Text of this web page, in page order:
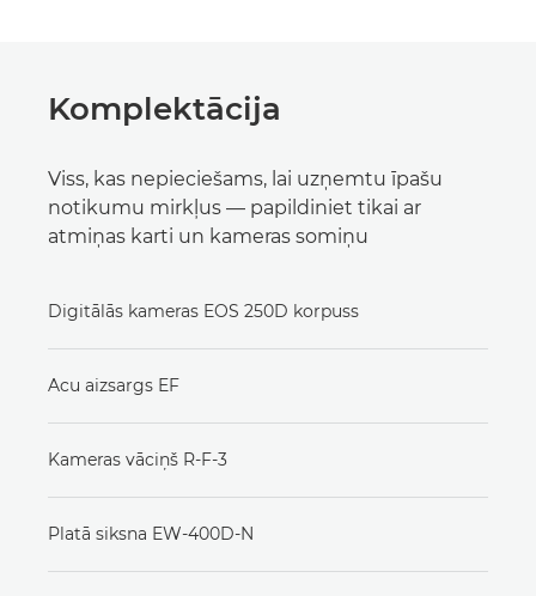
Komplektācija
Viss, kas nepieciešams, lai uzņemtu īpašu
notikumu mirkļus — papildiniet tikai ar
atmiņas karti un kameras somiņu
Digitālās kameras EOS 250D korpuss
Acu aizsargs EF
Kameras vāciņš R-F-3
Platā siksna EW-400D-N